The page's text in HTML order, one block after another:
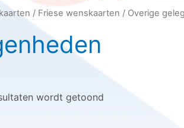
/ Friese wenskaarten / Overige
wordt getoond